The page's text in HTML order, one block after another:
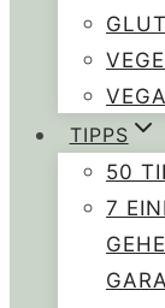
TIPPS
50
7